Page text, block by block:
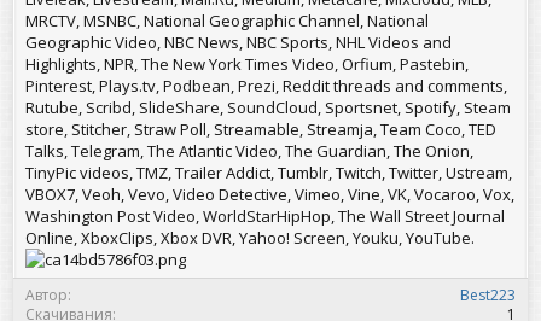
MRCTV, MSNBC, National Geographic Channel, National
Geographic Video, NBC News, NBC Sports, NHL Videos and
Highlights, NPR, The New York Times Video, Orfium, Pastebin,
Pinterest, Plays.tv, Podbean, Prezi, Reddit threads and comments,
Rutube, Scribd, SlideShare, SoundCloud, Sportsnet, Spotify, Steam
store, Stitcher, Straw Poll, Streamable, Streamja, Team Coco, TED
Talks, Telegram, The Atlantic Video, The Guardian, The Onion,
TinyPic videos, TMZ, Trailer Addict, Tumblr, Twitch, Twitter, Ustream,
VBOX7, Veoh, Vevo, Video Detective, Vimeo, Vine, VK, Vocaroo, Vox,
Washington Post Video, WorldStarHipHop, The Wall Street Journal
Online, XboxClips, Xbox DVR, Yahoo! Screen, Youku, YouTube.
Автор
Best223
Скачивания
1